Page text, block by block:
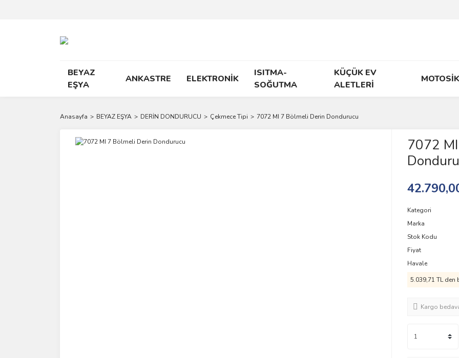
BEYAZ
EŞYA
ANKASTRE ELEKTRONİK
ISITMA-
SOĞUTMA
KÜÇÜK EV
ALETLERİ
Anasayfa BEYAZ EŞYA DERİN DONDURUCU Çekmece Tipi 7072 MI 7 Bölmeli Derin Dondurucu
7072
Kategori
Marka
Stok Kodu
Fiyat
Havale
5.039,71 TL den
Kargo